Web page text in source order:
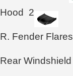
Hood 2
R. Fender Flares
Rear Windshield